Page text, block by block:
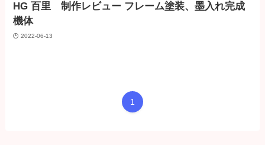
HG 百里 制作レビュー フレーム塗装、墨入れ完成
機体
2022-06-13
1